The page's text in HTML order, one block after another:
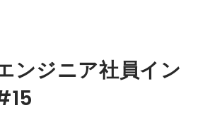
ンジニア社員イン